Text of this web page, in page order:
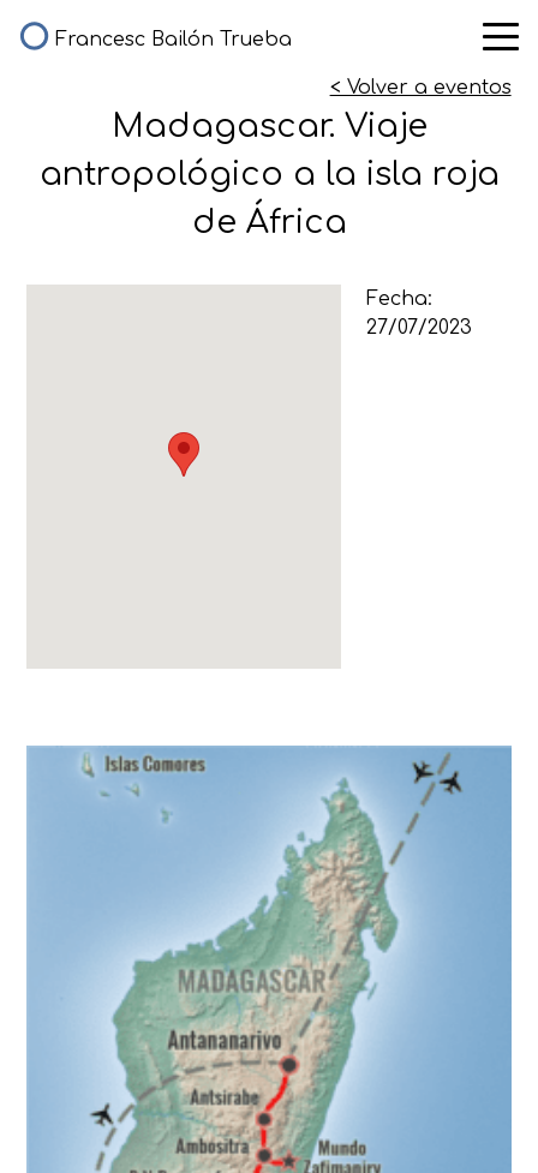
Francesc Bailón Trueba
< Volver a eventos
Madagascar. Viaje
antropológico a la isla roja
de África
Fecha:
27/07/2023